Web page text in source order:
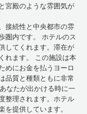
宮殿のような雰囲気が
接続性と中央都市の雰
圏内です。 ホテルのス
してくれます。滞在が
れます。 この施設は本
めにお金を払うヨーロ
品質と種類ともに非常
なたが出かける時に一
整理されます。ホテル
提供しています。